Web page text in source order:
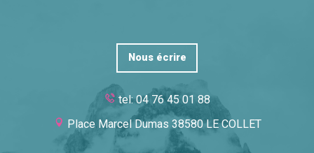
Nous écrire
tel: 04 76 45 01 88
Place Marcel Dumas 38580 LE COLLET